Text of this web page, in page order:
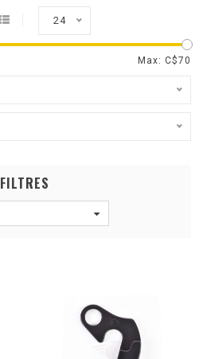
24
Max: C$70
FILTRES